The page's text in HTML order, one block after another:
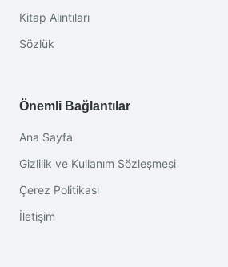
Kitap Alıntıları
Sözlük
Önemli Bağlantılar
Ana Sayfa
Gizlilik ve Kullanım Sözleşmesi
Çerez Politikası
İletişim